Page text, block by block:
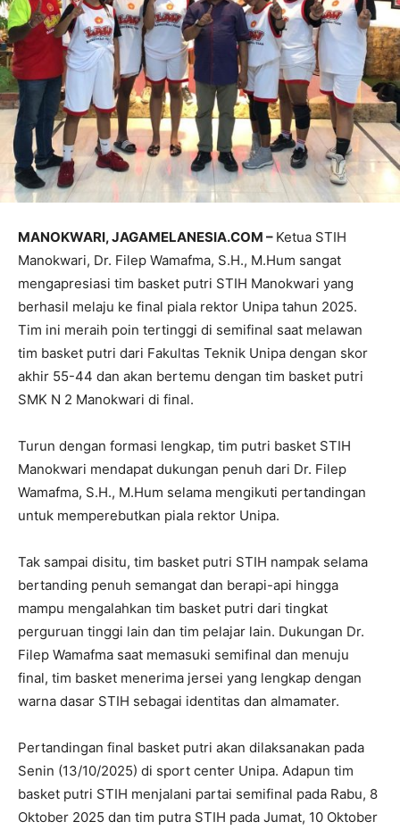
MANOKWARI, JAGAMELANESIA.COM – Ketua STIH
Manokwari, Dr. Filep Wamafma, S.H., M.Hum sangat
mengapresiasi tim basket putri STIH Manokwari yang
berhasil melaju ke final piala rektor Unipa tahun 2025.
Tim ini meraih poin tertinggi di semifinal saat melawan
tim basket putri dari Fakultas Teknik Unipa dengan skor
akhir 55-44 dan akan bertemu dengan tim basket putri
SMK N 2 Manokwari di final.
Turun dengan formasi lengkap, tim putri basket STIH
Manokwari mendapat dukungan penuh dari Dr. Filep
Wamafma, S.H., M.Hum selama mengikuti pertandingan
untuk memperebutkan piala rektor Unipa.
Tak sampai disitu, tim basket putri STIH nampak selama
bertanding penuh semangat dan berapi-api hingga
mampu mengalahkan tim basket putri dari tingkat
perguruan tinggi lain dan tim pelajar lain. Dukungan Dr.
Filep Wamafma saat memasuki semifinal dan menuju
final, tim basket menerima jersei yang lengkap dengan
warna dasar STIH sebagai identitas dan almamater.
Pertandingan final basket putri akan dilaksanakan pada
Senin (13/10/2025) di sport center Unipa. Adapun tim
basket putri STIH menjalani partai semifinal pada Rabu, 8
Oktober 2025 dan tim putra STIH pada Jumat, 10 Oktober